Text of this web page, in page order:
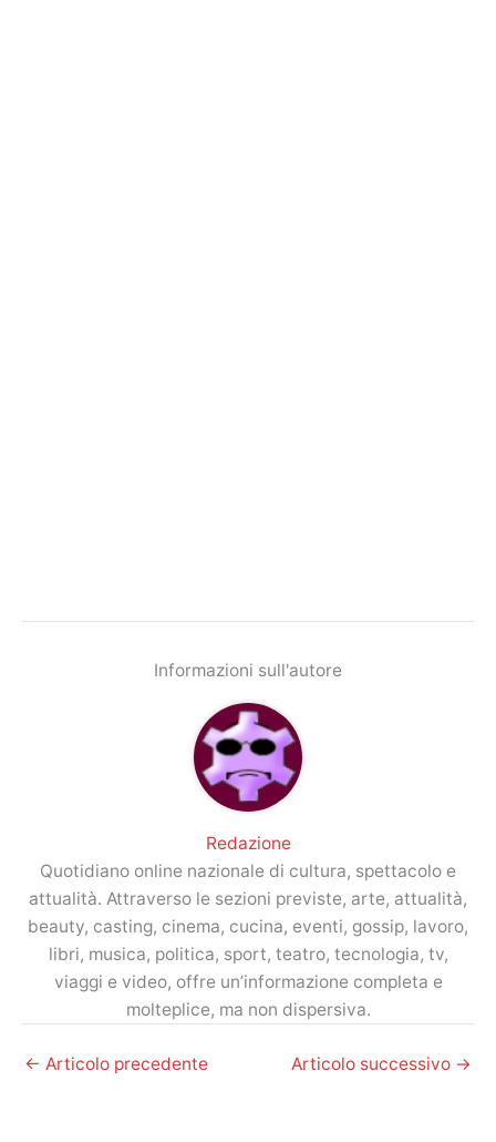
Informazioni sull'autore
Redazione
Quotidiano online nazionale di cultura, spettacolo e
attualità. Attraverso le sezioni previste, arte, attualità,
beauty, casting, cinema, cucina, eventi, gossip, lavoro,
libri, musica, politica, sport, teatro, tecnologia, tv,
viaggi e video, offre un’informazione completa e
molteplice, ma non dispersiva.
← Articolo precedente Articolo successivo →